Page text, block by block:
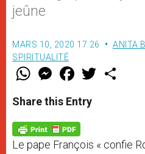
jeûne
MARS 10, 2020 17:26 ANITA
SPIRITUALITÉ
W
t
s
p
p
M
e
s
e
g
e
r
F
a
e
b
o
k
w
Share this Entry
Le pape François « confie